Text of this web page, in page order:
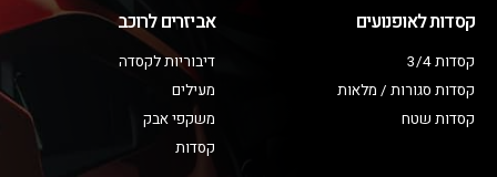
קסדות לאופנועים
קסדות 3/4
קסדות סגורות / מלאות
קסדות שטח
אביזרים לרוכב
דיבוריות לקסדה
מעילים
משקפי אבק
קסדות